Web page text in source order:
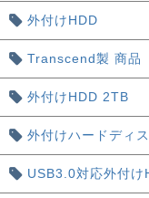
外付けHDD
Transcend製 商品
外付けHDD 2TB
外付けハードディ
USB3.0対応外付け